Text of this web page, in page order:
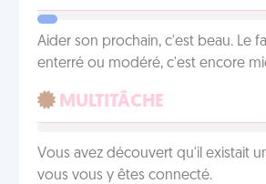
Aider son prochain, c'est beau. Le
enterré ou modéré, c'est encore
MULTITÂCHE
Vous avez découvert qu'il existait
vous vous y êtes connecté.